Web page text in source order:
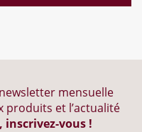
mensuelle
produits et l’actualité
inscrivez-vous !